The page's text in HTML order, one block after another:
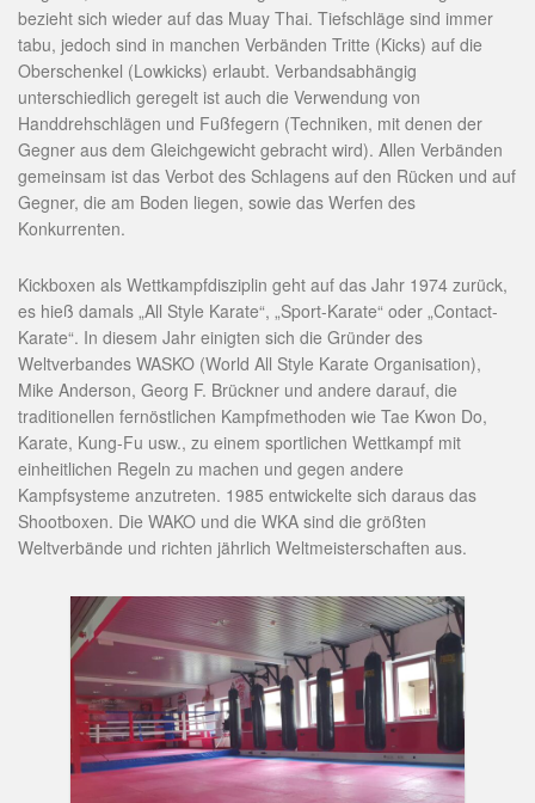
bezieht sich wieder auf das Muay Thai. Tiefschläge sind immer
tabu, jedoch sind in manchen Verbänden Tritte (Kicks) auf die
Oberschenkel (Lowkicks) erlaubt. Verbandsabhängig
unterschiedlich geregelt ist auch die Verwendung von
Handdrehschlägen und Fußfegern (Techniken, mit denen der
Gegner aus dem Gleichgewicht gebracht wird). Allen Verbänden
gemeinsam ist das Verbot des Schlagens auf den Rücken und auf
Gegner, die am Boden liegen, sowie das Werfen des
Konkurrenten.
Kickboxen als Wettkampfdisziplin geht auf das Jahr 1974 zurück,
es hieß damals „All Style Karate“, „Sport-Karate“ oder „Contact-
Karate“. In diesem Jahr einigten sich die Gründer des
Weltverbandes WASKO (World All Style Karate Organisation),
Mike Anderson, Georg F. Brückner und andere darauf, die
traditionellen fernöstlichen Kampfmethoden wie Tae Kwon Do,
Karate, Kung-Fu usw., zu einem sportlichen Wettkampf mit
einheitlichen Regeln zu machen und gegen andere
Kampfsysteme anzutreten. 1985 entwickelte sich daraus das
Shootboxen. Die WAKO und die WKA sind die größten
Weltverbände und richten jährlich Weltmeisterschaften aus.